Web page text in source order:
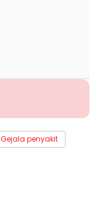
Gejala penyakit